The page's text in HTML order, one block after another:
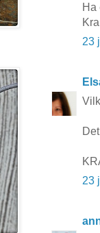
Ha
23
23